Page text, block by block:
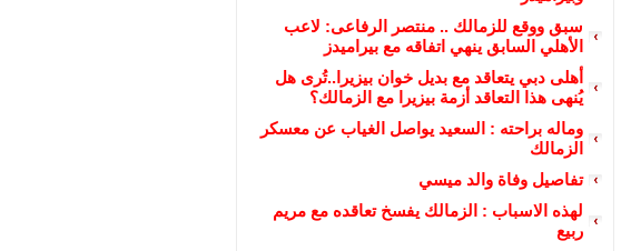
سبق ووقع للزمالك .. منتصر الرفاعى: لاعب
الأهلي السابق ينهي اتفاقه مع بيراميدز
أهلى دبي يتعاقد مع بديل خوان بيزيرا..تُرى هل
يُنهى هذا التعاقد أزمة بيزيرا مع الزمالك؟
وماله براحته : السعيد يواصل الغياب عن معسكر
الزمالك
تفاصيل وفاة والد ميسي
لهذه الاسباب : الزمالك يفسخ تعاقده مع مريم
ربيع